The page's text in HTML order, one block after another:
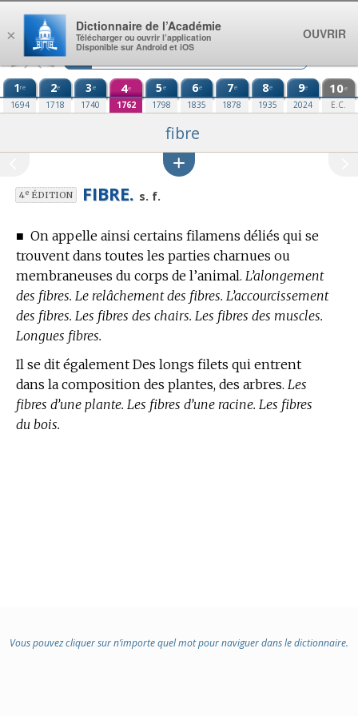
Aller au contenu
1re
1694
2e
1718
3e
1740
4e
1762
5e
1798
6e
1835
7e
1878
8e
1935
9e
2024
10e
E.C.
fibre
4eÉDITION FIBRE. s. f.
■ On appelle ainsi certains filamens déliés qui se
trouvent dans toutes les parties charnues ou
membraneuses du corps de l’animal. L’alongement
des fibres. Le relâchement des fibres. L’accourcissement
des fibres. Les fibres des chairs. Les fibres des muscles.
Longues fibres.
Il se dit également Des longs filets qui entrent
dans la composition des plantes, des arbres. Les
fibres d’une plante. Les fibres d’une racine. Les fibres
du bois.
Vous pouvez cliquer sur n’importe quel mot pour naviguer dans le dictionnaire.
×
Dictionnaire de l’Académie
Télécharger ou ouvrir l’application
Disponible sur Android et iOS
OUVRIR